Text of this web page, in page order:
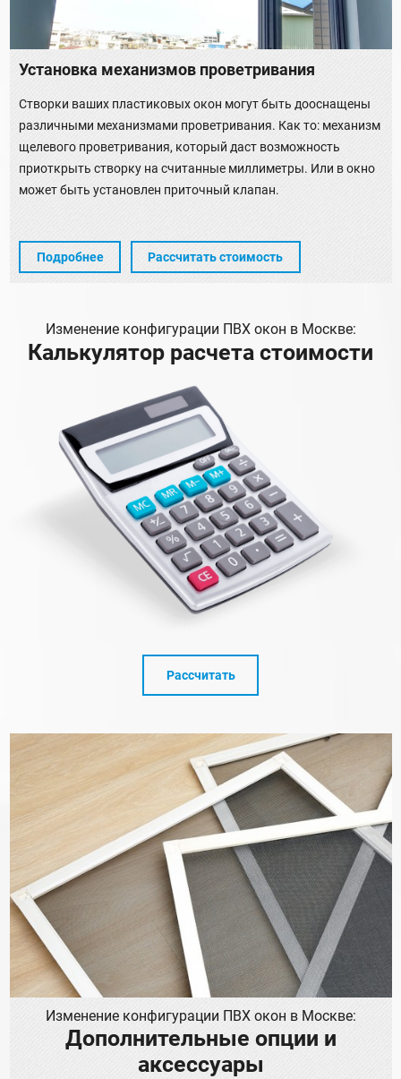
Установка механизмов проветривания
Створки ваших пластиковых окон могут быть дооснащены
различными механизмами проветривания. Как то: механизм
щелевого проветривания, который даст возможность
приоткрыть створку на считанные миллиметры. Или в окно
может быть установлен приточный клапан.
Подробнее Рассчитать стоимость
Изменение конфигурации ПВХ окон в Москве:
Калькулятор расчета стоимости
Рассчитать
Изменение конфигурации ПВХ окон в Москве:
Дополнительные опции и
аксессуары